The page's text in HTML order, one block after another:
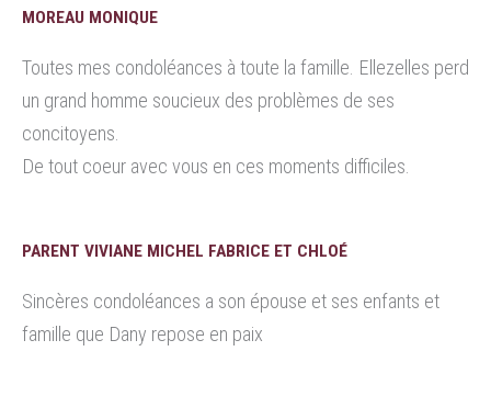
MOREAU MONIQUE
Toutes mes condoléances à toute la famille. Ellezelles perd
un grand homme soucieux des problèmes de ses
concitoyens.
De tout coeur avec vous en ces moments difficiles.
PARENT VIVIANE MICHEL FABRICE ET CHLOÉ
Sincères condoléances a son épouse et ses enfants et
famille que Dany repose en paix